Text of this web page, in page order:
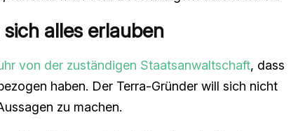
alles erlauben
von der zuständigen Staatsanwaltschaft, dass
haben. Der Terra-Gründer will sich nicht
zu machen.